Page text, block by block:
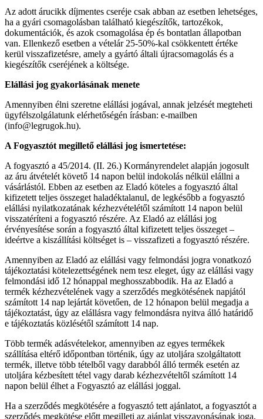
Az adott árucikk díjmentes cseréje csak abban az esetben lehetséges,
ha a gyári csomagolásban található kiegészítők, tartozékok,
dokumentációk, és azok csomagolása ép és bontatlan állapotban
van. Ellenkező esetben a vételár 25-50%-kal csökkentett értéke
kerül visszafizetésre, amely a gyártó általi újracsomagolás és a
kiegészítők cseréjének a költsége.
Elállási jog gyakorlásának menete
Amennyiben élni szeretne elállási jogával, annak jelzését megteheti
ügyfélszolgálatunk elérhetőségén írásban: e-mailben
(info@legrugok.hu).
A Fogyasztót megillető elállási jog ismertetése:
A fogyasztó a 45/2014. (II. 26.) Kormányrendelet alapján jogosult
az áru átvételét követő 14 napon belül indokolás nélkül elállni a
vásárlástól. Ebben az esetben az Eladó köteles a fogyasztó által
kifizetett teljes összeget haladéktalanul, de legkésőbb a fogyasztó
elállási nyilatkozatának kézhezvételétől számított 14 napon belül
visszatéríteni a fogyasztó részére. Az Eladó az elállási jog
érvényesítése során a fogyasztó által kifizetett teljes összeget –
ideértve a kiszállítási költséget is – visszafizeti a fogyasztó részére.
Amennyiben az Eladó az elállási vagy felmondási jogra vonatkozó
tájékoztatási kötelezettségének nem tesz eleget, úgy az elállási vagy
felmondási idő 12 hónappal meghosszabbodik. Ha az Eladó a
termék kézhezvételének vagy a szerződés megkötésének napjától
számított 14 nap lejártát követően, de 12 hónapon belül megadja a
tájékoztatást, úgy az elállásra vagy felmondásra nyitva álló határidő
e tájékoztatás közlésétől számított 14 nap.
Több termék adásvételekor, amennyiben az egyes termékek
szállítása eltérő időpontban történik, úgy az utoljára szolgáltatott
termék, illetve több tételből vagy darabból álló termék esetén az
utoljára kézbesített tétel vagy darab kézhezvételtől számított 14
napon belül élhet a Fogyasztó az elállási joggal.
Ha a szerződés megkötésére a fogyasztó tett ajánlatot, a fogyasztót a
szerződés megkötése előtt megilleti az ajánlat visszavonásának joga,